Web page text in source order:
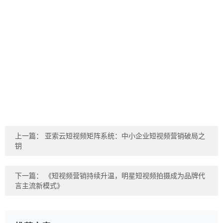
上一篇： 亚索云短视频矩阵系统：中小企业短视频营销破局之
钥
下一篇：
《短视频营销持续升温，明星短视频拍摄成为品牌代
言主流新模式》